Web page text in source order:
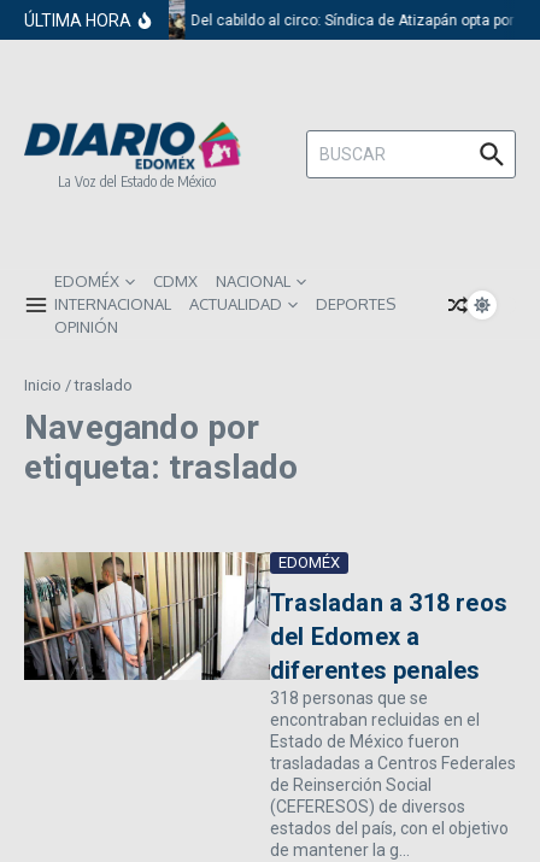
Saltar al contenido
ÚLTIMA HORA Del cabildo al circo: Síndica de Atizapán opta por
La Voz del Estado de México
Buscar:
EDOMÉX CDMX
NACIONAL
INTERNACIONAL
ACTUALIDAD
DEPORTES
OPINIÓN
Inicio /traslado
Navegando por
etiqueta: traslado
EDOMÉX
Trasladan a 318 reos
del Edomex a
diferentes penales
318 personas que se
encontraban recluidas en el
Estado de México fueron
trasladadas a Centros Federales
de Reinserción Social
(CEFERESOS) de diversos
estados del país, con el objetivo
de mantener la g...